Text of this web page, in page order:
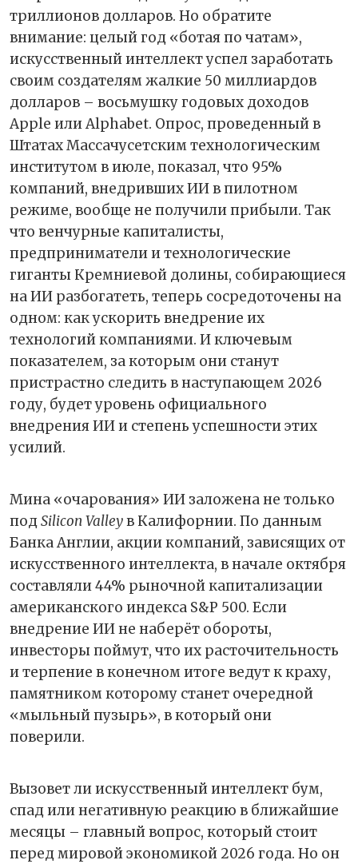
триллионов долларов. Но обратите
внимание: целый год «ботая по чатам»,
искусственный интеллект успел заработать
своим создателям жалкие 50 миллиардов
долларов – восьмушку годовых доходов
Apple или Alphabet. Опрос, проведенный в
Штатах Массачусетским технологическим
институтом в июле, показал, что 95%
компаний, внедривших ИИ в пилотном
режиме, вообще не получили прибыли. Так
что венчурные капиталисты,
предприниматели и технологические
гиганты Кремниевой долины, собирающиеся
на ИИ разбогатеть, теперь сосредоточены на
одном: как ускорить внедрение их
технологий компаниями. И ключевым
показателем, за которым они станут
пристрастно следить в наступающем 2026
году, будет уровень официального
внедрения ИИ и степень успешности этих
усилий.
Мина «очарования» ИИ заложена не только
подSilicon Valleyв Калифорнии. По данным
Банка Англии, акции компаний, зависящих от
искусственного интеллекта, в начале октября
составляли 44% рыночной капитализации
американского индекса S&P 500. Если
внедрение ИИ не наберёт обороты,
инвесторы поймут, что их расточительность
и терпение в конечном итоге ведут к краху,
памятником которому станет очередной
«мыльный пузырь», в который они
поверили.
Вызовет ли искусственный интеллект бум,
спад или негативную реакцию в ближайшие
месяцы – главный вопрос, который стоит
перед мировой экономикой 2026 года. Но он